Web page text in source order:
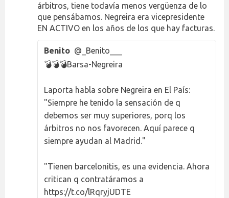
árbitros, tiene todavía menos vergüenza de lo
que pensábamos. Negreira era vicepresidente
EN ACTIVO en los años de los que hay facturas.
Benito @_Benito___
💣💣💣Barsa-Negreira
Laporta habla sobre Negreira en El País:
"Siempre he tenido la sensación de q
debemos ser muy superiores, porq los
árbitros no nos favorecen. Aquí parece q
siempre ayudan al Madrid."
"Tienen barcelonitis, es una evidencia. Ahora
critican q contratáramos a
https://t.co/lRqryjUDTE